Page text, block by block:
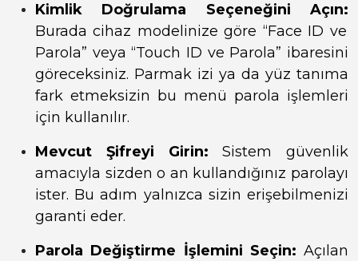
Kimlik Doğrulama Seçeneğini Açın:
Burada cihaz modelinize göre “Face ID ve
Parola” veya “Touch ID ve Parola” ibaresini
göreceksiniz. Parmak izi ya da yüz tanıma
fark etmeksizin bu menü parola işlemleri
için kullanılır.
Mevcut Şifreyi Girin: Sistem güvenlik
amacıyla sizden o an kullandığınız parolayı
ister. Bu adım yalnızca sizin erişebilmenizi
garanti eder.
Parola Değiştirme İşlemini Seçin: Açılan